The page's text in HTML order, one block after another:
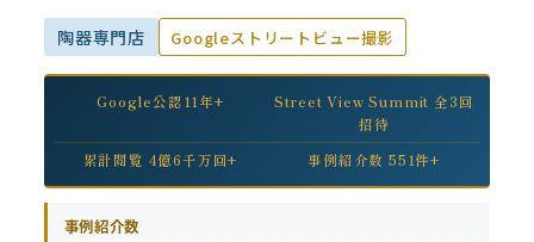
陶器専門店 Googleストリートビュー撮影
Google公認11年+
Street View Summit 全3回
招待
累計閲覧 4億6千万回+
事例紹介数 551件+
事例紹介数